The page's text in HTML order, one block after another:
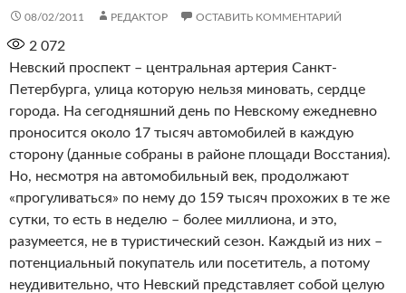
08/02/2011 РЕДАКТОР ОСТАВИТЬ КОММЕНТАРИЙ
2 072
Невский проспект – центральная артерия Санкт-
Петербурга, улица которую нельзя миновать, сердце
города. На сегодняшний день по Невскому ежедневно
проносится около 17 тысяч автомобилей в каждую
сторону (данные собраны в районе площади Восстания).
Но, несмотря на автомобильный век, продолжают
«прогуливаться» по нему до 159 тысяч прохожих в те же
сутки, то есть в неделю – более миллиона, и это,
разумеется, не в туристический сезон. Каждый из них –
потенциальный покупатель или посетитель, а потому
неудивительно, что Невский представляет собой целую